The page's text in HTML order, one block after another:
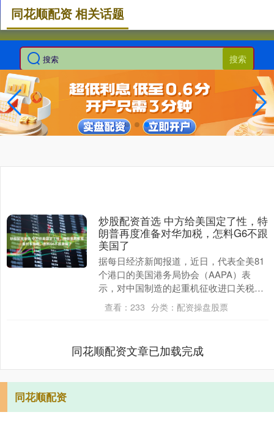
搜索
同花顺配资 相关话题
炒股配资首选 中方给美国定了性，特
朗普再度准备对华加税，怎料G6不跟
美国了
据每日经济新闻报道，近日，代表全美81
个港口的美国港务局协会（AAPA）表
示，对中国制造的起重机征收进口关税可
能会使美国损失近67亿美元，并抑制基础
设施的投资升....
查看： 233 分类： 配资操盘股票
同花顺配资文章已加载完成
同花顺配资